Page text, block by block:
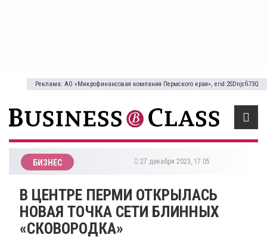
Реклама: АО «Микрофинансовая компания Пермского края», erid:2SDnjcfi73Q
БИЗНЕС 27 декабря 2023, 17:05
​В ЦЕНТРЕ ПЕРМИ ОТКРЫЛАСЬ
НОВАЯ ТОЧКА СЕТИ БЛИННЫХ
«СКОВОРОДКА»